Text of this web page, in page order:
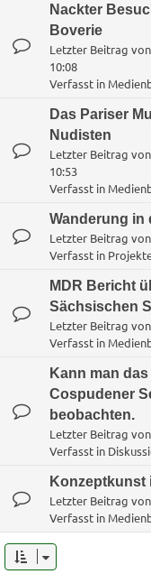
Nackter
Boverie
Letzter Beitrag von
10:08
Verfasst in
Das Pariser
Nudisten
Letzter Beitrag von
10:53
Verfasst in
Wanderung in
Letzter Beitrag von
Verfasst in
MDR Bericht
Sächsischen
Letzter Beitrag von
Verfasst in
Kann man
Cospudener
beobachten.
Letzter Beitrag von
Verfasst in
Konzeptkunst
Letzter Beitrag von
Verfasst in